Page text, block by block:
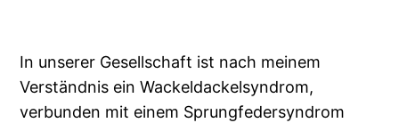
In unserer Gesellschaft ist nach meinem
Verständnis ein Wackeldackelsyndrom,
verbunden mit einem Sprungfedersyndrom